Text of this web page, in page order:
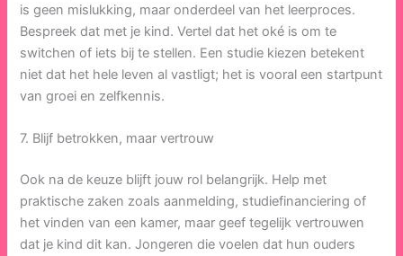
is geen mislukking, maar onderdeel van het leerproces.
Bespreek dat met je kind. Vertel dat het oké is om te
switchen of iets bij te stellen. Een studie kiezen betekent
niet dat het hele leven al vastligt; het is vooral een startpunt
van groei en zelfkennis.
7. Blijf betrokken, maar vertrouw
Ook na de keuze blijft jouw rol belangrijk. Help met
praktische zaken zoals aanmelding, studiefinanciering of
het vinden van een kamer, maar geef tegelijk vertrouwen
dat je kind dit kan. Jongeren die voelen dat hun ouders